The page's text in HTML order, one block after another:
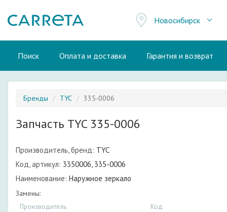
Новосибирск
Поиск Оплата и доставка Гарантия и возврат
Бренды TYC 335-0006
Запчасть TYC 335-0006
Производитель, бренд: TYC
Код, артикул: 3350006, 335-0006
Наименование: Наружное зеркало
Замены:
Производитель Код